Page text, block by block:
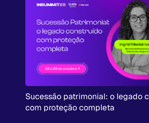
Sucessão patrimonial: o legado
com proteção completa